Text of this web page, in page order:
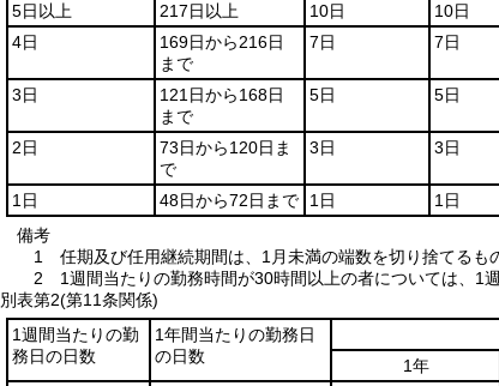
5日以上
217日以上 10日 10日
4日
169日から216日
まで
7日 7日
3日
121日から168日
まで
5日 5日
2日
73日から120日ま
で
3日 3日
1日 48日から72日まで 1日 1日
備考
1 任期及び任用継続期間は、1月未満の端数を切り捨てるも
2 1週間当たりの勤務時間が30時間以上の者については、1
別表第2(第11条関係)
1週間当たりの勤
務日の日数
1年間当たりの勤務日
の日数
1年